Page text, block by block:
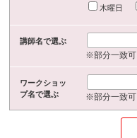
木曜日
講師名で選ぶ
※部分一致可
ワークショッ
プ名で選ぶ
※部分一致可